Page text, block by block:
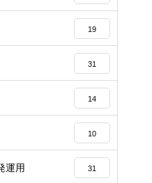
19
31
14
10
運用 31